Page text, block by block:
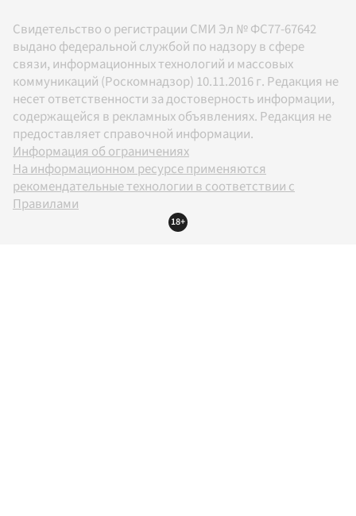
Свидетельство о регистрации СМИ Эл № ФС77-67642
выдано федеральной службой по надзору в сфере
связи, информационных технологий и массовых
коммуникаций (Роскомнадзор) 10.11.2016 г. Редакция не
несет ответственности за достоверность информации,
содержащейся в рекламных объявлениях. Редакция не
предоставляет справочной информации.
Информация об ограничениях
На информационном ресурсе применяются
рекомендательные технологии в соответствии с
Правилами
18+